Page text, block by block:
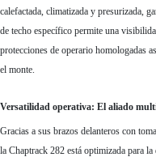
calefactada, climatizada y presurizada,
de techo específico permite una
protecciones de operario homologadas
el monte.
Versatilidad operativa: El aliado
Gracias a sus brazos delanteros con
la Chaptrack 282 está optimizada para la